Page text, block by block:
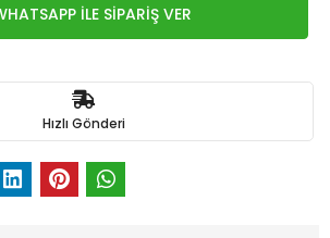
İLE SİPARİŞ VER
Hızlı Gönderi